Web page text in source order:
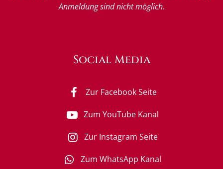
Anmeldung sind nicht möglich.
Social Media
Zur Facebook Seite
Zum YouTube Kanal
Zur Instagram Seite
Zum WhatsApp Kanal